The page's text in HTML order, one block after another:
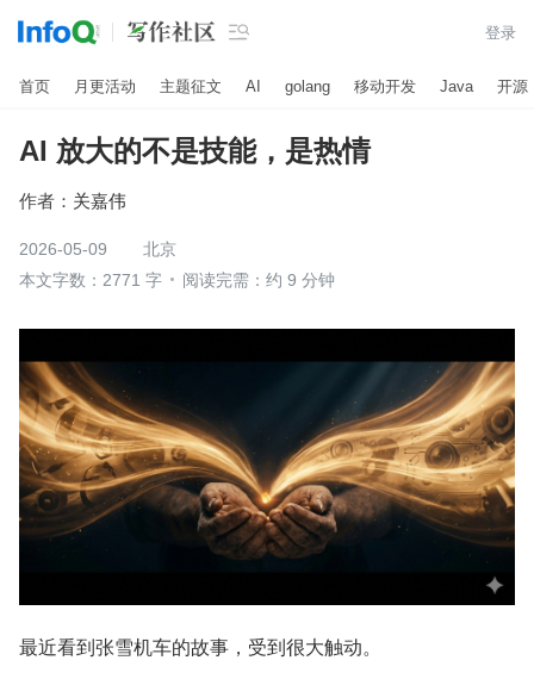
 登录
首页 月更活动 主题征文 AI golang 移动开发 Java 开源
AI 放大的不是技能，是热情
作者： 关嘉伟
2026-05-09
北京
本文字数：2771 字
阅读完需：约 9 分钟
最近看到张雪机车的故事，受到很大触动。